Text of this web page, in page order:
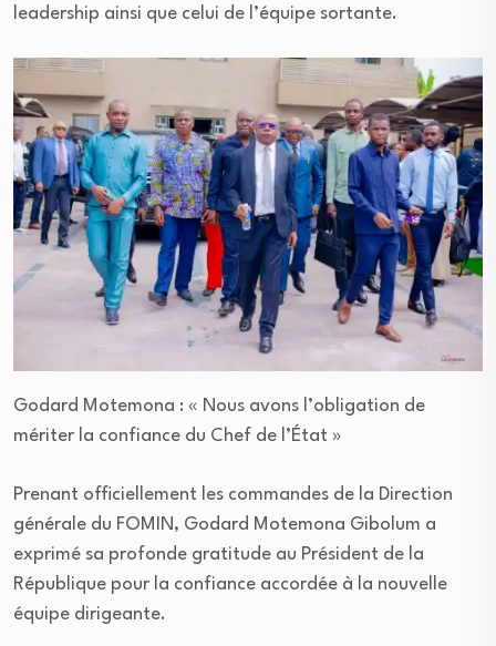
leadership ainsi que celui de l’équipe sortante.
Godard Motemona : « Nous avons l’obligation de
mériter la confiance du Chef de l’État »
Prenant officiellement les commandes de la Direction
générale du FOMIN, Godard Motemona Gibolum a
exprimé sa profonde gratitude au Président de la
République pour la confiance accordée à la nouvelle
équipe dirigeante.